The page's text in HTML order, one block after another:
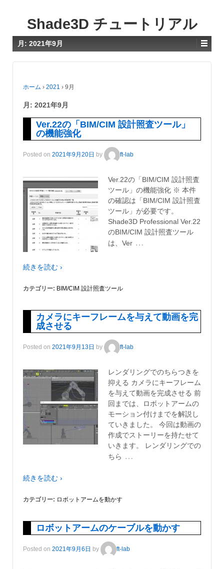
Shade3D チュートリアル
月: 2021年9月
ホーム › 2021 › 9月
月: 2021年9月
Ver.22の「BIM/CIM 設計照査ツール」
の機能強化
Posted on 2021年9月20日 by ft-lab
Ver.22の「BIM/CIM 設計照査
ツール」の機能強化 ※ 本件
の確認は「BIM/CIM 設計照査
ツール」が必要です。
Shade3D Professional Ver.22
のBIM/CIM 設計照査ツール
は、Ver …
続きを読む ›
カテゴリー: BIM/CIM 設計照査ツール
カメラにキーフレームを与えて動画を完
成させる
Posted on 2021年9月13日 by ft-lab
レンダリングでのちらつきを
抑える カメラにキーフレーム
を与えて動画を完成させる 前
回までは、ロボットアームの
モーション付けまでを解説し
ていきました。 今回は動画の
作成でストーリーを持たせて
いきます。 レンダリングでの
ちら …
続きを読む ›
カテゴリー: ロボットアームを動かす
ロボットアームのケーブルを動かす
Posted on 2021年9月6日 by ft-lab